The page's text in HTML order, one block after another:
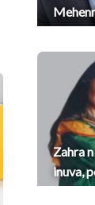
Zahra
inuva,